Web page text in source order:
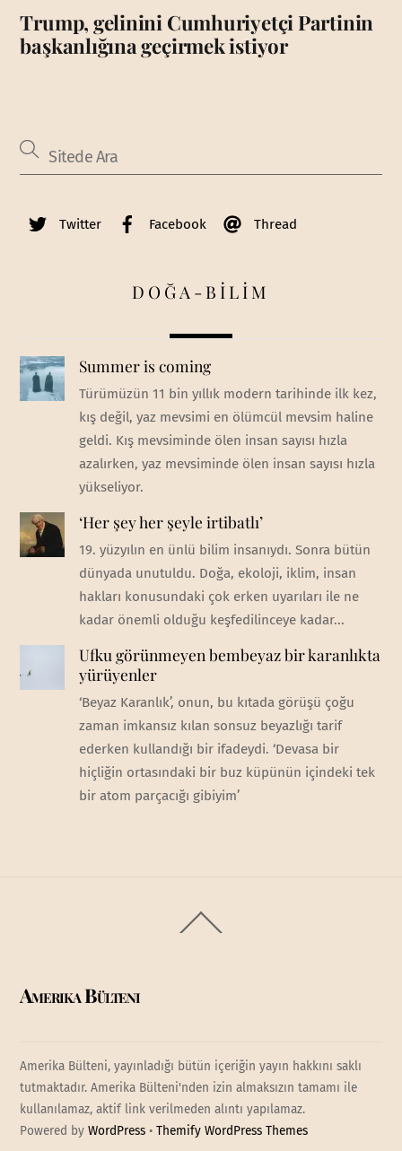
Trump, gelinini Cumhuriyetçi Partinin
başkanlığına geçirmek istiyor
Twitter Facebook Thread
DOĞA-BİLİM
Summer is coming
Türümüzün 11 bin yıllık modern tarihinde ilk kez,
kış değil, yaz mevsimi en ölümcül mevsim haline
geldi. Kış mevsiminde ölen insan sayısı hızla
azalırken, yaz mevsiminde ölen insan sayısı hızla
yükseliyor.
‘Her şey her şeyle irtibatlı’
19. yüzyılın en ünlü bilim insanıydı. Sonra bütün
dünyada unutuldu. Doğa, ekoloji, iklim, insan
hakları konusundaki çok erken uyarıları ile ne
kadar önemli olduğu keşfedilinceye kadar...
Ufku görünmeyen bembeyaz bir karanlıkta
yürüyenler
‘Beyaz Karanlık’, onun, bu kıtada görüşü çoğu
zaman imkansız kılan sonsuz beyazlığı tarif
ederken kullandığı bir ifadeydi. ‘Devasa bir
hiçliğin ortasındaki bir buz küpünün içindeki tek
bir atom parçacığı gibiyim’
To
Amerika Bülteni
Amerika Bülteni, yayınladığı bütün içeriğin yayın hakkını saklı
tutmaktadır. Amerika Bülteni'nden izin almaksızın tamamı ile
kullanılamaz, aktif link verilmeden alıntı yapılamaz.
Powered byWordPress •Themify WordPress Themes